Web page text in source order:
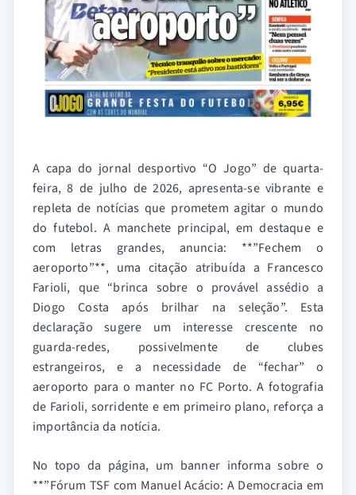
A capa do jornal desportivo “O Jogo” de quarta-
feira, 8 de julho de 2026, apresenta-se vibrante e
repleta de notícias que prometem agitar o mundo
do futebol. A manchete principal, em destaque e
com letras grandes, anuncia: **”Fechem o
aeroporto”**, uma citação atribuída a Francesco
Farioli, que “brinca sobre o provável assédio a
Diogo Costa após brilhar na seleção”. Esta
declaração sugere um interesse crescente no
guarda-redes, possivelmente de clubes
estrangeiros, e a necessidade de “fechar” o
aeroporto para o manter no FC Porto. A fotografia
de Farioli, sorridente e em primeiro plano, reforça a
importância da notícia.
No topo da página, um banner informa sobre o
**”Fórum TSF com Manuel Acácio: A Democracia em